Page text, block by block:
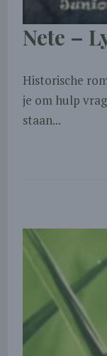
Nete –
Historische
je om hulp
staan...